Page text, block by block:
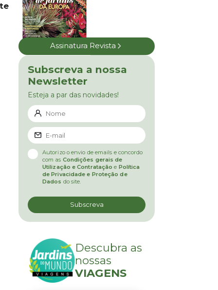
Assinatura Revista
Subscreva a nossa
Newsletter
Esteja a par das novidades!
Autorizo o envio de emails e concordo
com as Condições gerais de
Utilização e Contratação e Política
de Privacidade e Proteção de
Dados do site.
Descubra as
nossas
VIAGENS